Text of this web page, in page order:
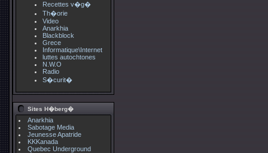
Recettes v�g�
Th�orie
Video
Anarkhia
Blackblock
Grece
Informatique\Internet
luttes autochtones
N.W.O
Radio
S�curit�
Sites H�berg�
Anarkhia
Sabotage Media
Jeunesse Apatride
KKKanada
Quebec Underground